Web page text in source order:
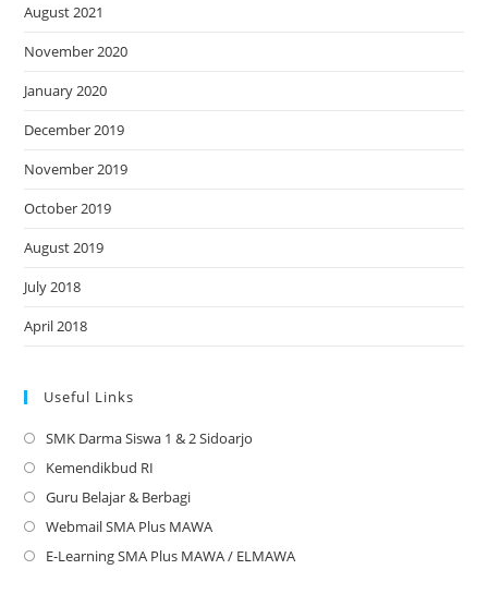
August 2021
November 2020
January 2020
December 2019
November 2019
October 2019
August 2019
July 2018
April 2018
Useful Links
SMK Darma Siswa 1 & 2 Sidoarjo
tab
Kemendikbud RI
in
a
new
Guru Belajar & BerbagiOpens
in
a
Webmail SMA Plus MAWAOpens
in
E-Learning SMA Plus MAWA / ELMAWAOpens